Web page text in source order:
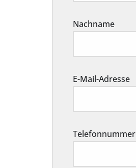
Nachname
E-Mail-Adresse
Telefonnummer